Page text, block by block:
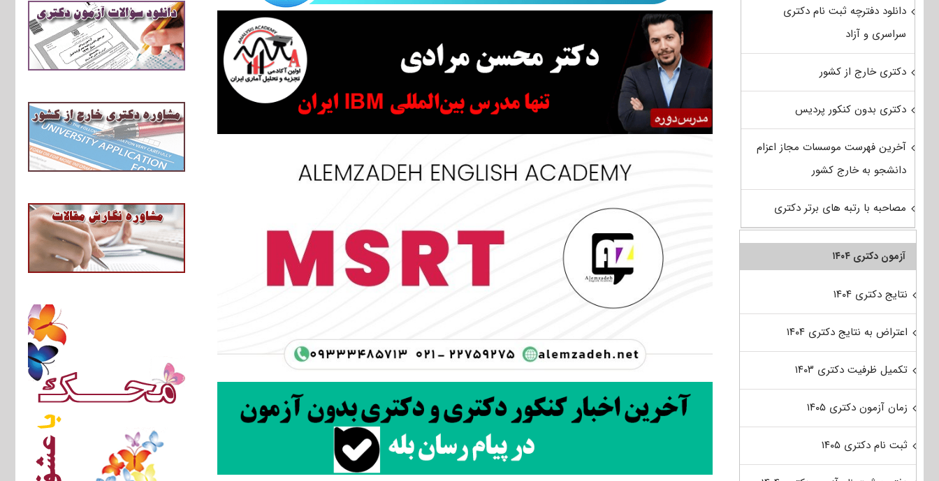
دانلود دفترچه ثبت نام دکتری
سراسری و آزاد
دکتری خارج از کشور
دکتری بدون کنکور پردیس
آخرین فهرست موسسات مجاز اعزام
دانشجو به خارج کشور
مصاحبه با رتبه های برتر دکتری
آزمون دکتری ۱۴۰۴
نتایج دکتری ۱۴۰۴
اعتراض به نتایج دکتری ۱۴۰۴
تکمیل ظرفیت دکتری ۱۴۰۳
زمان آزمون دکتری ۱۴۰۵
ثبت نام دکتری ۱۴۰۵